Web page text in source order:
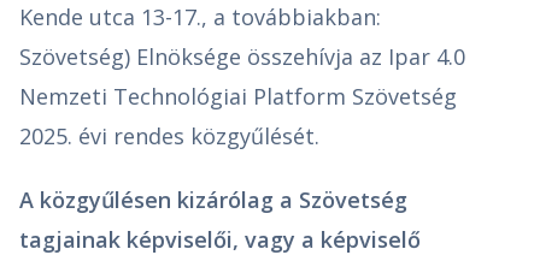
Kende utca 13-17., a továbbiakban:
Szövetség) Elnöksége összehívja az Ipar 4.0
Nemzeti Technológiai Platform Szövetség
2025. évi rendes közgyűlését.
A közgyűlésen kizárólag a Szövetség
tagjainak képviselői, vagy a képviselő